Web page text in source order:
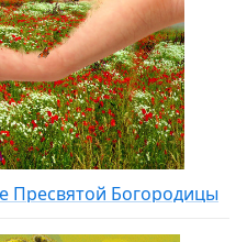
Пресвятой Богородицы